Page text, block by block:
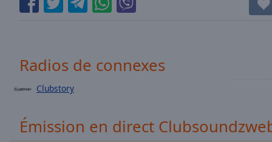
Playback
Rate
Chapters
Chapters
Radios de connexes
Clubstory
Émission en direct